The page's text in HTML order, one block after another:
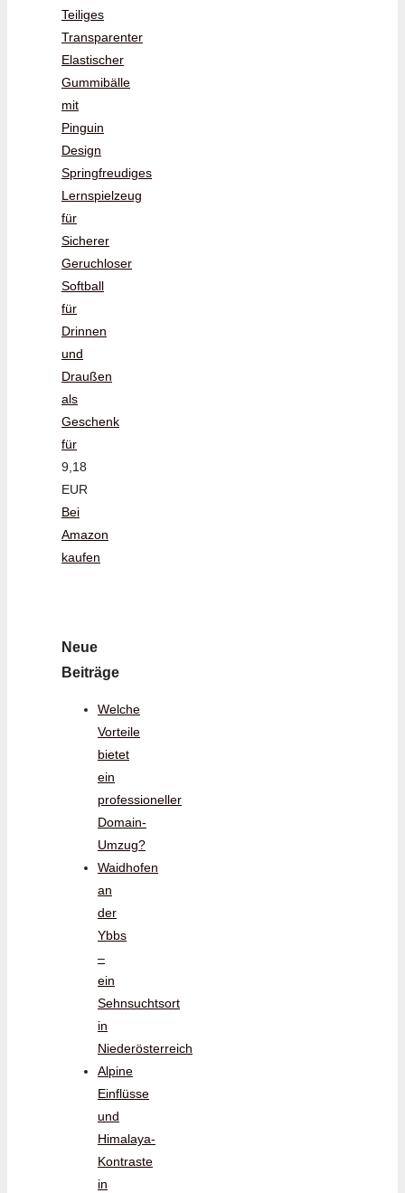
Teiliges
Transparenter
Elastischer
Gummibälle
mit
Pinguin
Design
Springfreudiges
Lernspielzeug
für
Sicherer
Geruchloser
Softball
für
Drinnen
und
Draußen
als
Geschenk
für
9,18
EUR
Bei
Amazon
kaufen
Neue
Beiträge
Welche
Vorteile
bietet
ein
professioneller
Domain-
Umzug?
Waidhofen
an
der
Ybbs
–
ein
Sehnsuchtsort
in
Niederösterreich
Alpine
Einflüsse
und
Himalaya-
Kontraste
in